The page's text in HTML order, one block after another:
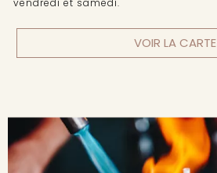
vendredi et samedi.
VOIR LA CARTE